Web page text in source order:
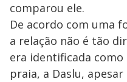
comparou ele.
De acordo com uma
a relação não é tão
era identificada
praia, a Daslu,